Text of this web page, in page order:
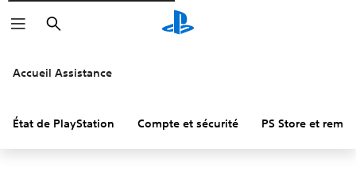
Rechercher
Accueil Assistance
État de PlayStation Compte et sécurité PS Store et